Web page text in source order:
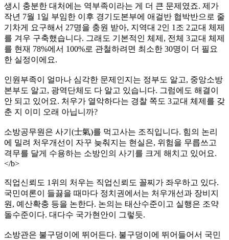
생시 충분한 대처에는 역부족이라는 게 더 큰 문제였죠. 제가
작년 7월 1일 부임한 이후 경기도본부에 애걸반 협박반으로 줄
기차게 요구해서 27명을 충원 받아, 지역대 2인 1조 2교대 체제
를 겨우 구축했습니다. 그래도 기본적인 체제, 전체 3교대 체제
를 현재 78%에서 100%로 관철하려면 최소한 30명이 더 필요
한 실정이에요.
인원부족이 얼마나 심각한 문제인지는 정부도 알고, 중앙소방
본부도 알고, 광역단체도 다 알고 있습니다. 그럼에도 해결이
안 되고 있어요. 처우가 열악하다는 경찰 쪽도 3교대 체제를 갖
춘 지 이미 오래 아닙니까?
소방공무원은 사기(士氣)를 먹고사는 조직입니다. 힘의 논리
에 밀려 처우개선이 자꾸 늦춰지는 현실은, 위험을 무릅쓰고
격무를 달게 수용하는 소방인의 사기를 크게 해치고 있어요.
</b>
직업신뢰도 1위의 처우는 직업신뢰도 꼴찌가 좌우하고 있다.
국민여론이 들끓을 때마다 정치권에서는 처우개선과 장비지
원, 예산확충 등을 논한다. 논의는 태산수준이고 실행은 조약
돌수준이다. 대다수 국가현안이 그렇듯.
소방관은 불구덩이에 뛰어든다. 불구덩이에 뛰어들어서 국민